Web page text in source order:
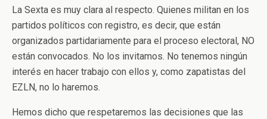
La Sexta es muy clara al respecto. Quienes militan en los
partidos políticos con registro, es decir, que están
organizados partidariamente para el proceso electoral, NO
están convocados. No los invitamos. No tenemos ningún
interés en hacer trabajo con ellos y, como zapatistas del
EZLN, no lo haremos.
Hemos dicho que respetaremos las decisiones que las